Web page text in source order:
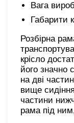
Вага
Габарити
Розбірна
крісло
його значно
на дві
вище
частини
рама під